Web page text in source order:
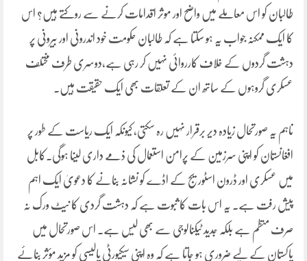
طالبان کو اس معاملے میں واضح اور موثر اقدامات کرنے سے روکتے ہیں؟ اس
کا ایک ممکنہ جواب یہ ہو سکتا ہے کہ طالبان حکومت خود اندرونی اور بیرونی پر
دہشت گردوں کے خلاف کارروائی نہیں کر رہی ہے،دوسری طرف مختلف
عسکری گروہوں کے ساتھ ان کے تعلقات بھی ایک حقیقت ہیں۔
تاہم یہ صورتحال زیادہ دیر برقرار نہیں رہ سکتی، کیونکہ ایک ریاست کے طور پر
افغانستان کو اپنی سرزمین کے پرامن استعمال کی ذمے داری لینا ہوگی۔کابل
میں عسکری اور ڈرون اسٹوریج کے اڈے کو نشانہ بنانے کا دعویٰ ایک اہم
پیش رفت ہے۔ یہ اس بات کا ثبوت ہے کہ دہشت گردی کا نیٹ ورک نہ
صرف منظم ہے بلکہ جدید ٹیکنالوجی سے بھی لیس ہے۔ اس صورتحال میں
پاکستان کے لیے ضروری ہو جاتا ہے کہ وہ اپنی سیکیورٹی پالیسی کو مزید مؤثر بنائے